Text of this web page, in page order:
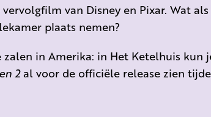
van Disney en Pixar. Wat
plaats nemen?
in Amerika: in Het Ketelhuis kun
2al voor de officiële release zien